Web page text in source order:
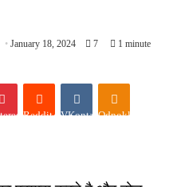
January 18, 2024 7
1 minute
Reddit VKontakteOdnoklassniki